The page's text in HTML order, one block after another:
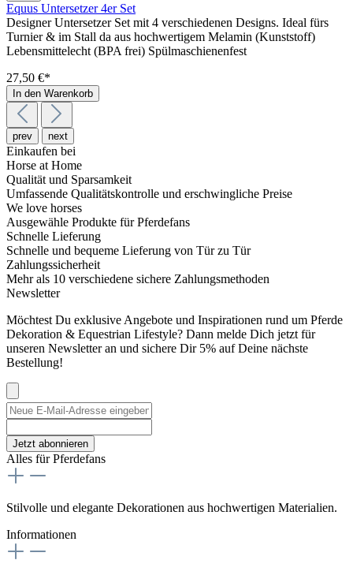
Equus Untersetzer 4er Set
Designer Untersetzer Set mit 4 verschiedenen Designs. Ideal fürs
Turnier & im Stall da aus hochwertigem Melamin (Kunststoff)
Lebensmittelecht (BPA frei) Spülmaschienenfest
27,50 €*
In den Warenkorb
prev next
Einkaufen bei
Horse at Home
Qualität und Sparsamkeit
Umfassende Qualitätskontrolle und erschwingliche Preise
We love horses
Ausgewähle Produkte für Pferdefans
Schnelle Lieferung
Schnelle und bequeme Lieferung von Tür zu Tür
Zahlungssicherheit
Mehr als 10 verschiedene sichere Zahlungsmethoden
Newsletter
Möchtest Du exklusive Angebote und Inspirationen rund um Pferde
Dekoration & Equestrian Lifestyle? Dann melde Dich jetzt für
unseren Newsletter an und sichere Dir 5% auf Deine nächste
Bestellung!
Jetzt abonnieren
Alles für Pferdefans
Stilvolle und elegante Dekorationen aus hochwertigen Materialien.
Informationen